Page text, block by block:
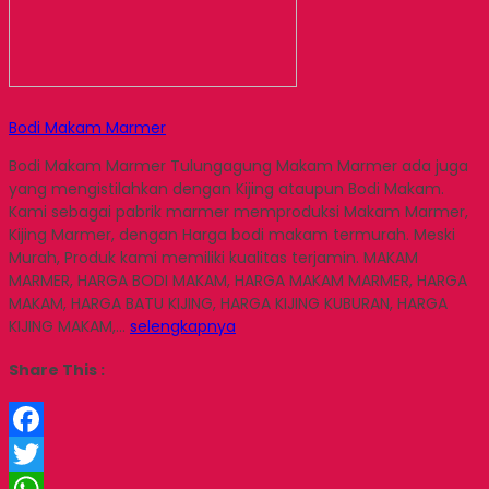
Bodi Makam Marmer
Bodi Makam Marmer Tulungagung Makam Marmer ada juga
yang mengistilahkan dengan Kijing ataupun Bodi Makam.
Kami sebagai pabrik marmer memproduksi Makam Marmer,
Kijing Marmer, dengan Harga bodi makam termurah. Meski
Murah, Produk kami memiliki kualitas terjamin. MAKAM
MARMER, HARGA BODI MAKAM, HARGA MAKAM MARMER, HARGA
MAKAM, HARGA BATU KIJING, HARGA KIJING KUBURAN, HARGA
KIJING MAKAM,… selengkapnya
Share This :
Facebook